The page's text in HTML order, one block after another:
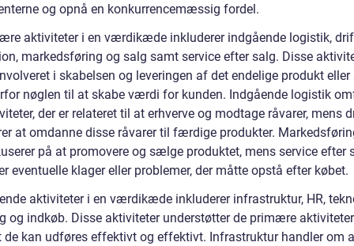
og opnå en konkurrencemæssig fordel.
aktiviteter i en værdikæde inkluderer indgående logistik,
markedsføring og salg samt service efter salg. Disse
i skabelsen og leveringen af det endelige produkt eller
nøglen til at skabe værdi for kunden. Indgående logistik
der er relateret til at erhverve og modtage råvarer, mens
at omdanne disse råvarer til færdige produkter.
på at promovere og sælge produktet, mens service efter
eventuelle klager eller problemer, der måtte opstå efter købet.
aktiviteter i en værdikæde inkluderer infrastruktur, HR,
og indkøb. Disse aktiviteter understøtter de primære
de kan udføres effektivt og effektivt. Infrastruktur handler om